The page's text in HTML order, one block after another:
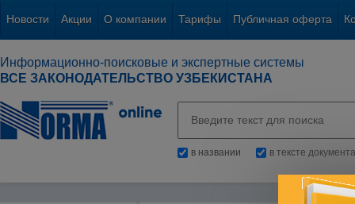
Новости Акции О компании Тарифы Публичная оферта
Информационно-поисковые и экспертные системы
ВСЕ ЗАКОНОДАТЕЛЬСТВО УЗБЕКИСТАНА
в названии в тексте документа